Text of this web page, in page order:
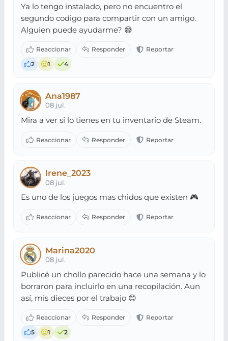
Ya lo tengo instalado, pero no encuentro el
segundo codigo para compartir con un amigo.
Alguien puede ayudarme? 😅
2 1 4
Ana1987
08 jul.
Mira a ver si lo tienes en tu inventario de Steam.
Irene_2023
08 jul.
Es uno de los juegos mas chidos que existen 🎮
Marina2020
08 jul.
Publicé un chollo parecido hace una semana y lo
borraron para incluirlo en una recopilación. Aun
así, mis dieces por el trabajo 😊
5 1 2